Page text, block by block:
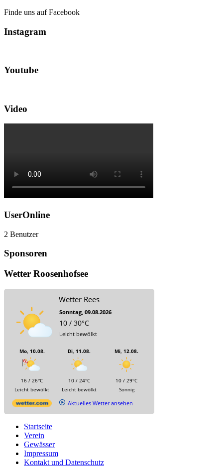
Finde uns auf Facebook
Instagram
Youtube
Video
UserOnline
2 Benutzer
Sponsoren
Wetter Roosenhofsee
Wetter Rees
Sonntag, 09.08.2026
10 / 30°C
Leicht bewölkt
Mo, 10.08.
16 / 26°C
Leicht bewölkt
Di, 11.08.
10 / 24°C
Leicht bewölkt
Mi, 12.08.
10 / 29°C
Sonnig
Aktuelles Wetter ansehen
Startseite
Verein
Gewässer
Impressum
Kontakt und Datenschutz